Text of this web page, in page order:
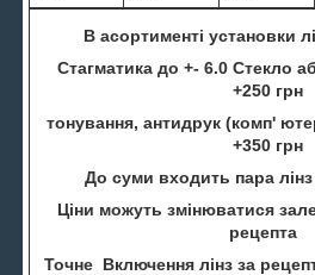
В асортименті установки
Стагматика до +- 6.0 Стекло
+250 грн
тонування, антидрук (комп'
+350 грн
До суми входить пара лінз
Ціни можуть змінюватися
рецепта
Точне Включення лінз за